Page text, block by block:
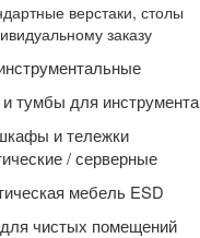
верстаки, столы
заказу
тумбы для инструмента
и тележки
/ серверные
мебель ESD
чистых помещений